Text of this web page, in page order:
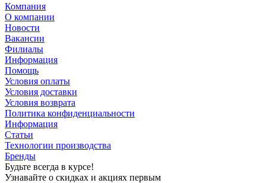
Компания
О компании
Новости
Вакансии
Филиалы
Информация
Помощь
Условия оплаты
Условия доставки
Условия возврата
Политика конфиденциальности
Информация
Статьи
Технологии производства
Бренды
Будьте всегда в курсе!
Узнавайте о скидках и акциях первым